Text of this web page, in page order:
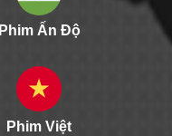
Phim Ấn Độ
Phim Việt